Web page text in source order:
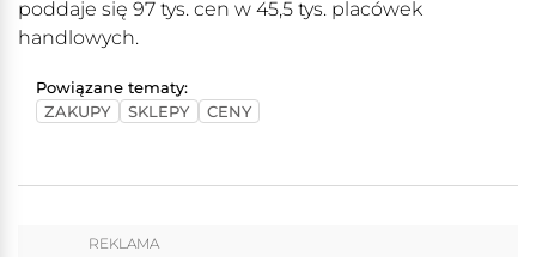
poddaje się 97 tys. cen w 45,5 tys. placówek
handlowych.
Powiązane tematy:
ZAKUPY
SKLEPY CENY
REKLAMA